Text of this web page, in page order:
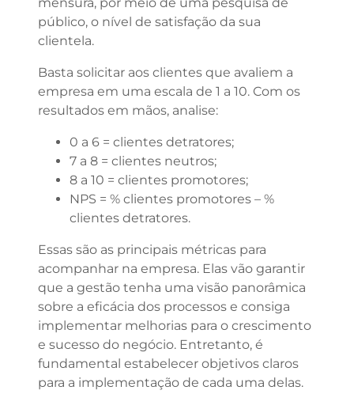
público, o nível de satisfação da sua
clientela.
Basta solicitar aos clientes que avaliem a
empresa em uma escala de 1 a 10. Com os
resultados em mãos, analise:
0 a 6 = clientes detratores;
7 a 8 = clientes neutros;
8 a 10 = clientes promotores;
NPS = % clientes promotores – %
clientes detratores.
Essas são as principais métricas para
acompanhar na empresa. Elas vão garantir
que a gestão tenha uma visão panorâmica
sobre a eficácia dos processos e consiga
implementar melhorias para o crescimento
e sucesso do negócio. Entretanto, é
fundamental estabelecer objetivos claros
para a implementação de cada uma delas.